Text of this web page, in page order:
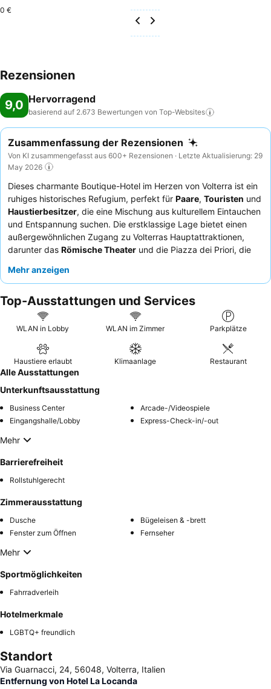
0 €
Rezensionen
9,0 Hervorragend
basierend auf 2.673 Bewertungen von Top-Websites
Zusammenfassung der Rezensionen
Von KI zusammengefasst aus 600+ Rezensionen · Letzte Aktualisierung: 29
May 2026
Dieses charmante Boutique-Hotel im Herzen von Volterra ist ein
ruhiges historisches Refugium, perfekt für Paare, Touristen und
Haustierbesitzer, die eine Mischung aus kulturellem Eintauchen
und Entspannung suchen. Die erstklassige Lage bietet einen
außergewöhnlichen Zugang zu Volterras Hauptattraktionen,
darunter das Römische Theater und die Piazza dei Priori, die
privaten, überdachten Parkplätzen
Gäste loben stets das professionelle und freundliche Personal
sowie das köstliche, reichhaltige Frühstück mit hausgemachten
Kuchen. Für ein wirklich einzigartiges Erlebnis sollten Sie ein
einem Erkundungstag luxuriös zu entspannen.
Mehr anzeigen
Top-Ausstattungen und Services
WLAN in Lobby WLAN im Zimmer Parkplätze
Haustiere erlaubt Klimaanlage Restaurant
Alle Ausstattungen
Unterkunftsausstattung
Business Center
Arcade-/Videospiele
Eingangshalle/Lobby
Express-Check-in/-out
Mehr
Barrierefreiheit
Rollstuhlgerecht
Zimmerausstattung
Dusche
Bügeleisen & -brett
Fenster zum Öffnen
Fernseher
Mehr
Sportmöglichkeiten
Fahrradverleih
Hotelmerkmale
LGBTQ+ freundlich
Standort
Via Guarnacci, 24, 56048, Volterra, Italien
Entfernung von Hotel La Locanda